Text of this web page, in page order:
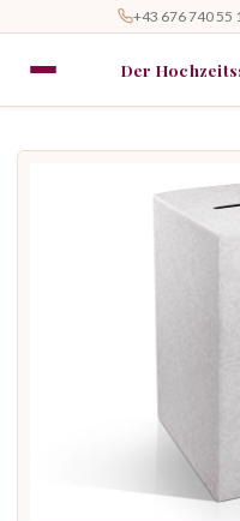
+43 676 740 55
Der